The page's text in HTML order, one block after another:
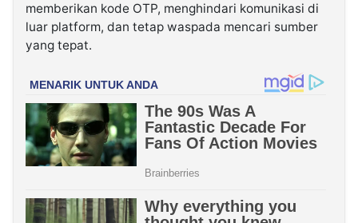
memberikan kode OTP, menghindari komunikasi di
luar platform, dan tetap waspada mencari sumber
yang tepat.